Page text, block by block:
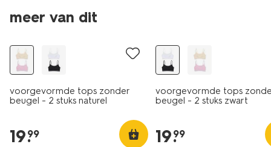
meer van dit
2 stuks
voorgevormde tops zonder
beugel - 2 stuks naturel
19.
99
voorgevormde tops
beugel - 2 stuks zwart
19.
99